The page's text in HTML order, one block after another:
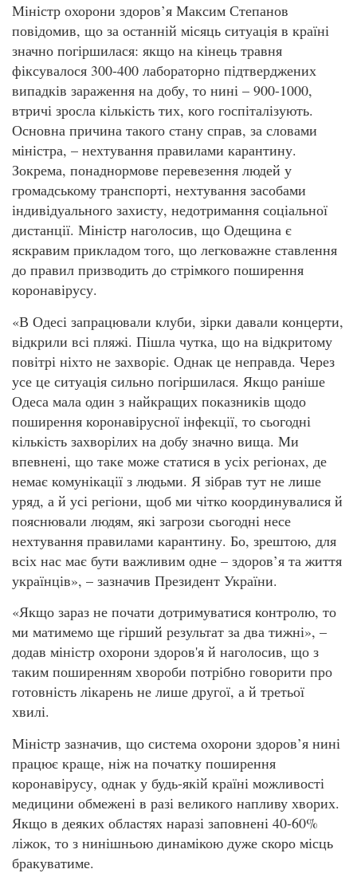
Міністр охорони здоров’я Максим Степанов
повідомив, що за останній місяць ситуація в країні
значно погіршилася: якщо на кінець травня
фіксувалося 300-400 лабораторно підтверджених
випадків зараження на добу, то нині – 900-1000,
втричі зросла кількість тих, кого госпіталізують.
Основна причина такого стану справ, за словами
міністра, – нехтування правилами карантину.
Зокрема, понаднормове перевезення людей у
громадському транспорті, нехтування засобами
індивідуального захисту, недотримання соціальної
дистанції. Міністр наголосив, що Одещина є
яскравим прикладом того, що легковажне ставлення
до правил призводить до стрімкого поширення
коронавірусу.
«В Одесі запрацювали клуби, зірки давали концерти,
відкрили всі пляжі. Пішла чутка, що на відкритому
повітрі ніхто не захворіє. Однак це неправда. Через
усе це ситуація сильно погіршилася. Якщо раніше
Одеса мала один з найкращих показників щодо
поширення коронавірусної інфекції, то сьогодні
кількість захворілих на добу значно вища. Ми
впевнені, що таке може статися в усіх регіонах, де
немає комунікації з людьми. Я зібрав тут не лише
уряд, а й усі регіони, щоб ми чітко координувалися й
пояснювали людям, які загрози сьогодні несе
нехтування правилами карантину. Бо, зрештою, для
всіх нас має бути важливим одне – здоров’я та життя
українців», – зазначив Президент України.
«Якщо зараз не почати дотримуватися контролю, то
ми матимемо ще гірший результат за два тижні», –
додав міністр охорони здоров'я й наголосив, що з
таким поширенням хвороби потрібно говорити про
готовність лікарень не лише другої, а й третьої
хвилі.
Міністр зазначив, що система охорони здоров’я нині
працює краще, ніж на початку поширення
коронавірусу, однак у будь-якій країні можливості
медицини обмежені в разі великого напливу хворих.
Якщо в деяких областях наразі заповнені 40-60%
ліжок, то з нинішньою динамікою дуже скоро місць
бракуватиме.